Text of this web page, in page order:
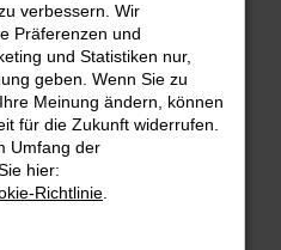
Error
aufgetreten.
dir helfen können:
und deine
zum Beispiel deine
verbessern. Wir
Präferenzen und
und Statistiken nur,
geben. Wenn Sie zu
Meinung ändern, können
für die Zukunft widerrufen.
Umfang der
hier:
Richtlinie